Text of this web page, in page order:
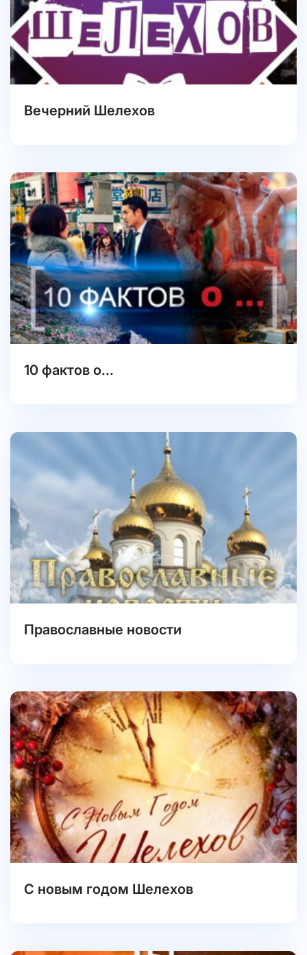
Вечерний Шелехов
10 фактов о...
Православные новости
С новым годом Шелехов